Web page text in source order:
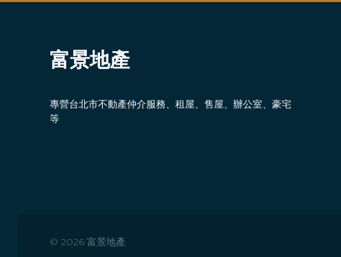
富景地產
專營台北市不動產仲介服務、租屋、售屋、辦公室、豪宅
等
© 2026 富景地產